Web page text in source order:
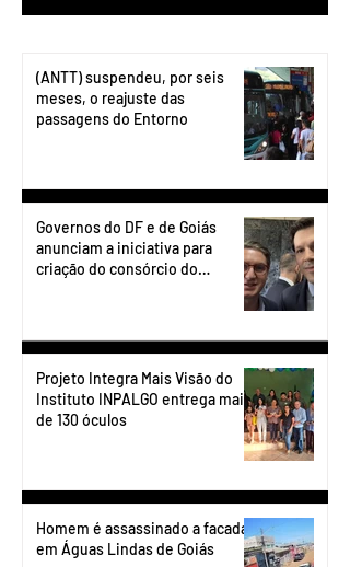
(ANTT) suspendeu, por seis
meses, o reajuste das
passagens do Entorno
Governos do DF e de Goiás
anunciam a iniciativa para
criação do consórcio do
Projeto Integra Mais Visão do
Instituto INPALGO entrega mais
de 130 óculos
Homem é assassinado a facadas
em Águas Lindas de Goiás